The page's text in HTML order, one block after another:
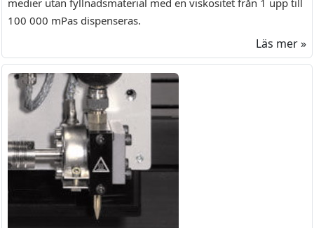
medier utan fyllnadsmaterial med en viskositet från 1 upp till
100 000 mPas dispenseras.
Läs mer »